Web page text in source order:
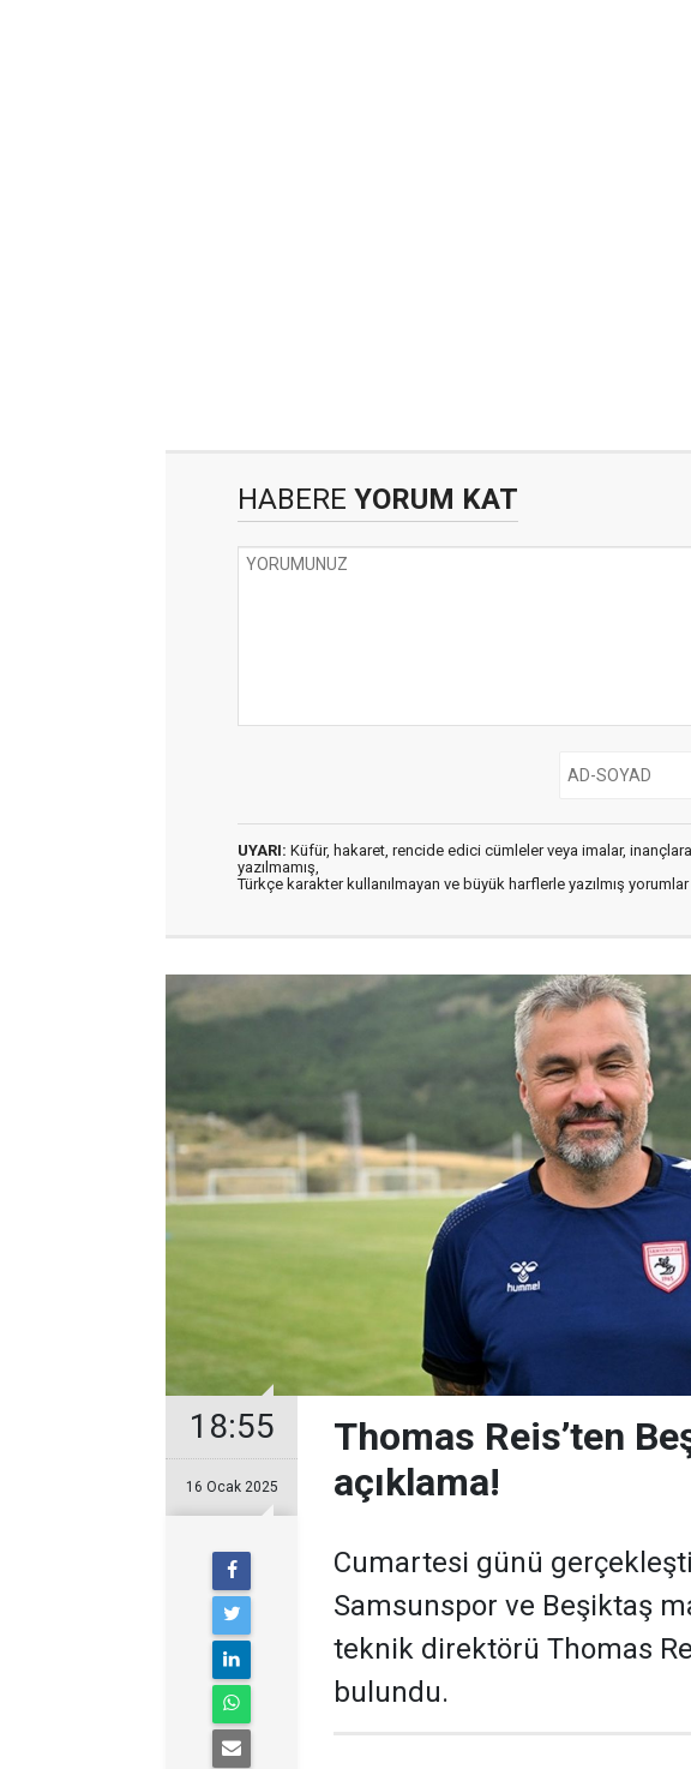
HABERE YORUM KAT
UYARI: Küfür, hakaret, rencide edici cümleler veya imalar,
yazılmamış,
Türkçe karakter kullanılmayan ve büyük harflerle yazılmış
18:55
16 Ocak 2025
Thomas Reis’ten
açıklama!
Cumartesi günü
Samsunspor ve Beşiktaş
teknik direktörü Thomas
bulundu.